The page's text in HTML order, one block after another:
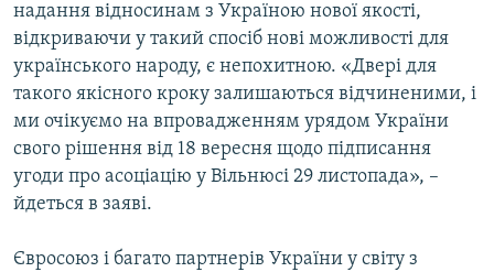
надання відносинам з Україною нової якості,
відкриваючи у такий спосіб нові можливості для
українського народу, є непохитною. «Двері для
такого якісного кроку залишаються відчиненими, і
ми очікуємо на впровадженням урядом України
свого рішення від 18 вересня щодо підписання
угоди про асоціацію у Вільнюсі 29 листопада», –
йдеться в заяві.
Євросоюз і багато партнерів України у світу з